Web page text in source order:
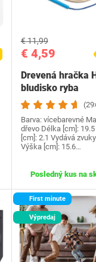
€ 4,59
€ 11,99
Drevená hračka
bludisko ryba
Barva: vícebarevné
dřevo Délka [cm]:
[cm]: 2.1 Vydává
Výška [cm]: 15.6…
Posledný kus na
First minute
Výpredaj